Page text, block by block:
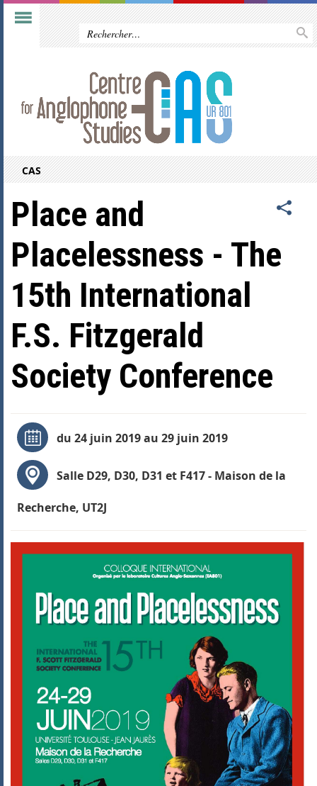
CAS
Place and
Placelessness - The
15th International
F.S. Fitzgerald
Society Conference
du 24 juin 2019 au 29 juin 2019
Salle D29, D30, D31 et F417 - Maison de la
Recherche, UT2J